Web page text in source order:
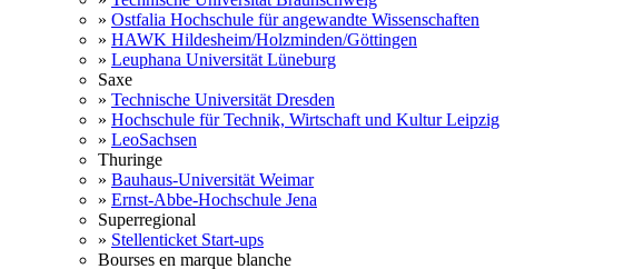
» Ostfalia Hochschule für angewandte Wissenschaften
» HAWK Hildesheim/Holzminden/Göttingen
» Leuphana Universität Lüneburg
Saxe
» Technische Universität Dresden
» Hochschule für Technik, Wirtschaft und Kultur Leipzig
» LeoSachsen
Thuringe
» Bauhaus-Universität Weimar
» Ernst-Abbe-Hochschule Jena
Superregional
» Stellenticket Start-ups
Bourses en marque blanche